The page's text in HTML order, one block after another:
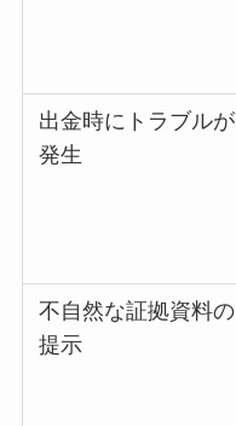
出金時にトラブルが
発生
不自然な証拠資料の
提示